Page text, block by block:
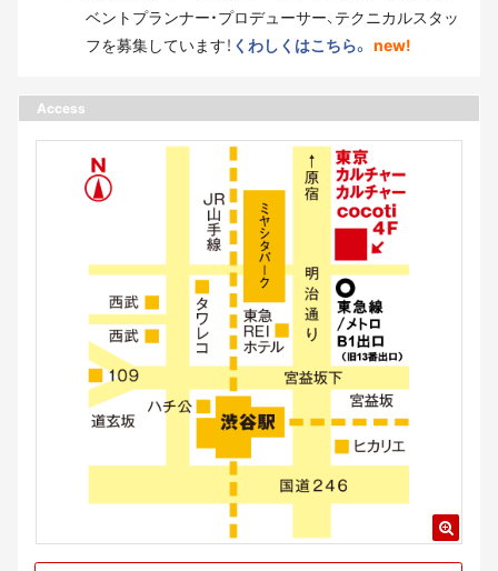
ベントプランナー・プロデューサー、テクニカルスタッ
フを募集しています！ くわしくはこちら。 new!
Access